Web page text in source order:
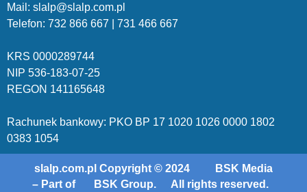
Mail: slalp@slalp.com.pl
Telefon: 732 866 667 | 731 466 667
KRS 0000289744
NIP 536-183-07-25
REGON 141165648
Rachunek bankowy: PKO BP 17 1020 1026 0000 1802
0383 1054
slalp.com.pl Copyright © 2024
BSK Media
– Part of
BSK Group. All rights reserved.